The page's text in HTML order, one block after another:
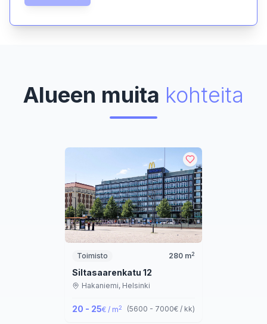
Alueen muita kohteita
Toimisto 280 m2
Siltasaarenkatu 12
Hakaniemi, Helsinki
20 - 25€ / m2 (5600 - 7000€ / kk)